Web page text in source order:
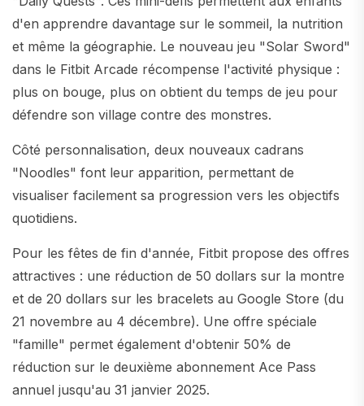
d'en apprendre davantage sur le sommeil, la nutrition
et même la géographie. Le nouveau jeu "Solar Sword"
dans le Fitbit Arcade récompense l'activité physique :
plus on bouge, plus on obtient du temps de jeu pour
défendre son village contre des monstres.
Côté personnalisation, deux nouveaux cadrans
"Noodles" font leur apparition, permettant de
visualiser facilement sa progression vers les objectifs
quotidiens.
Pour les fêtes de fin d'année, Fitbit propose des offres
attractives : une réduction de 50 dollars sur la montre
et de 20 dollars sur les bracelets au Google Store (du
21 novembre au 4 décembre). Une offre spéciale
"famille" permet également d'obtenir 50% de
réduction sur le deuxième abonnement Ace Pass
annuel jusqu'au 31 janvier 2025.